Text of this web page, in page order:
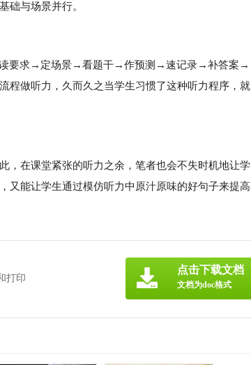
础与场景并行。
读要求→定场景→看题干→作预测→速记录→补答案→
程做听力，久而久之当学生习惯了这种听力程序，就
，在课堂紧张的听力之余，笔者也会不失时机地让学
又能让学生通过模仿听力中原汁原味的好句子来提高
打印
点击下载文档
文档为doc格式